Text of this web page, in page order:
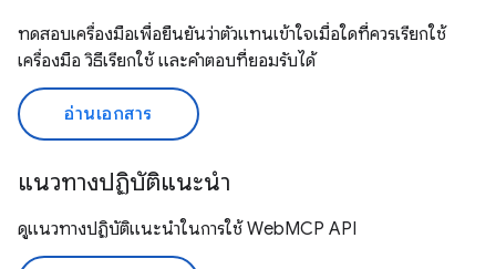
ทดสอบเครื่องมือเพื่อยืนยันว่าตัวแทนเข้าใจเมื่อใดที่ควรเรียกใช้
เครื่องมือ วิธีเรียกใช้ และคำตอบที่ยอมรับได้
อ่านเอกสาร
แนวทางปฏิบัติแนะนำ
ดูแนวทางปฏิบัติแนะนำในการใช้ WebMCP API